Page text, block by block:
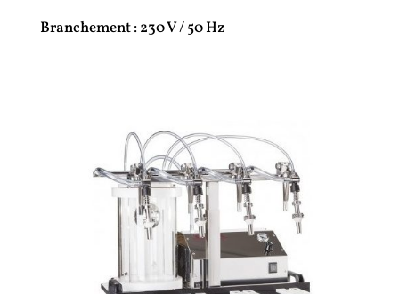
Branchement : 230 V / 50 Hz